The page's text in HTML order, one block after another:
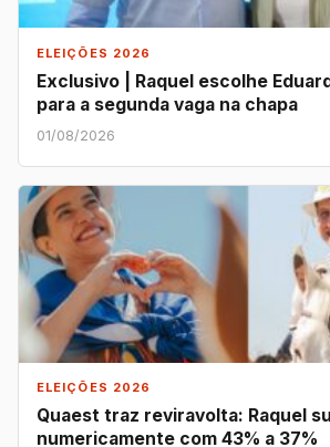
ELEIÇÕES 2026
Exclusivo | Raquel escolhe
para a segunda vaga na chapa
01/08/2026
ELEIÇÕES 2026
Quaest traz reviravolta: Raquel
numericamente com 43% a 37%